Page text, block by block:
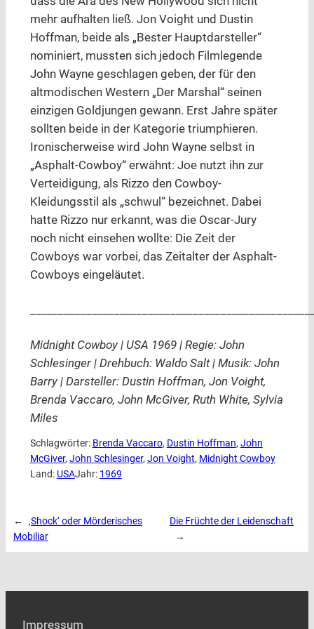
mehr aufhalten ließ. Jon Voight und Dustin
Hoffman, beide als „Bester Hauptdarsteller“
nominiert, mussten sich jedoch Filmlegende
John Wayne geschlagen geben, der für den
altmodischen Western „Der Marshal“ seinen
einzigen Goldjungen gewann. Erst Jahre später
sollten beide in der Kategorie triumphieren.
Ironischerweise wird John Wayne selbst in
„Asphalt-Cowboy“ erwähnt: Joe nutzt ihn zur
Verteidigung, als Rizzo den Cowboy-
Kleidungsstil als „schwul“ bezeichnet. Dabei
hatte Rizzo nur erkannt, was die Oscar-Jury
noch nicht einsehen wollte: Die Zeit der
Cowboys war vorbei, das Zeitalter der Asphalt-
Cowboys eingeläutet.
Midnight Cowboy | USA 1969 | Regie: John
Schlesinger | Drehbuch: Waldo Salt | Musik: John
Barry | Darsteller: Dustin Hoffman, Jon Voight,
Brenda Vaccaro, John McGiver, Ruth White, Sylvia
Miles
Schlagwörter: Brenda Vaccaro, Dustin Hoffman, John
McGiver, John Schlesinger, Jon Voight, Midnight Cowboy
Land: USAJahr: 1969
←
‚Shock‘ oder Mörderisches
Mobiliar
Die Früchte der Leidenschaft
→
Impressum